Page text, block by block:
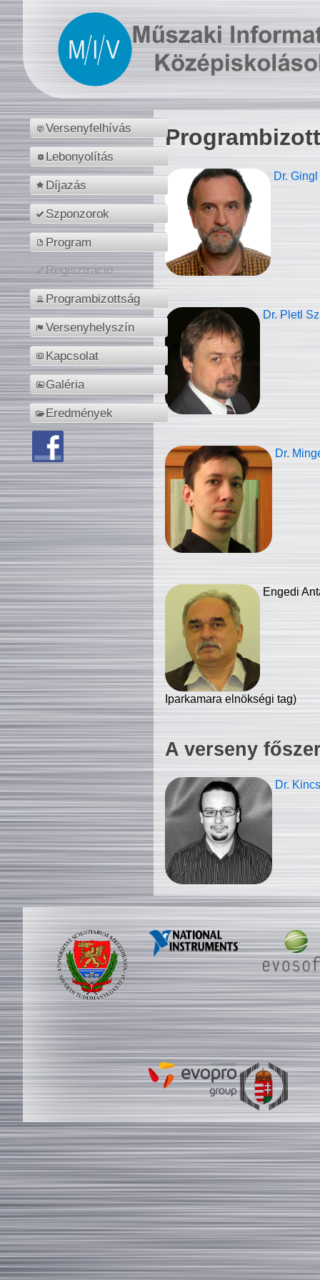
Versenyfelhívás
Lebonyolítás
Díjazás
Szponzorok
Program
Regisztráció
Programbizottság
Versenyhelyszín
Kapcsolat
Galéria
Eredmények
Dr.
Dr. Pletl
Dr.
Engedi
Iparkamara elnökségi tag)
A verseny
Dr.